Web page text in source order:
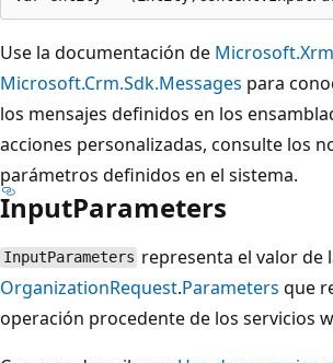
Use la documentación de
Microsoft.Crm.Sdk.Messages para
los mensajes definidos en los
acciones personalizadas, consulte los
parámetros definidos en el sistema.
InputParameters
InputParameters representa el valor de
OrganizationRequest.Parameters que
operación procedente de los servicios